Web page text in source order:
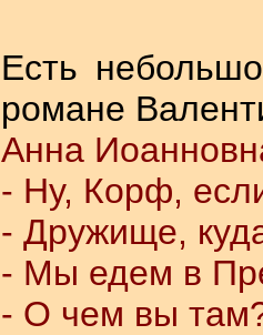
Есть
романе
Анна
- Ну, Корф,
- Дружище,
- Мы едем в
- О чем вы